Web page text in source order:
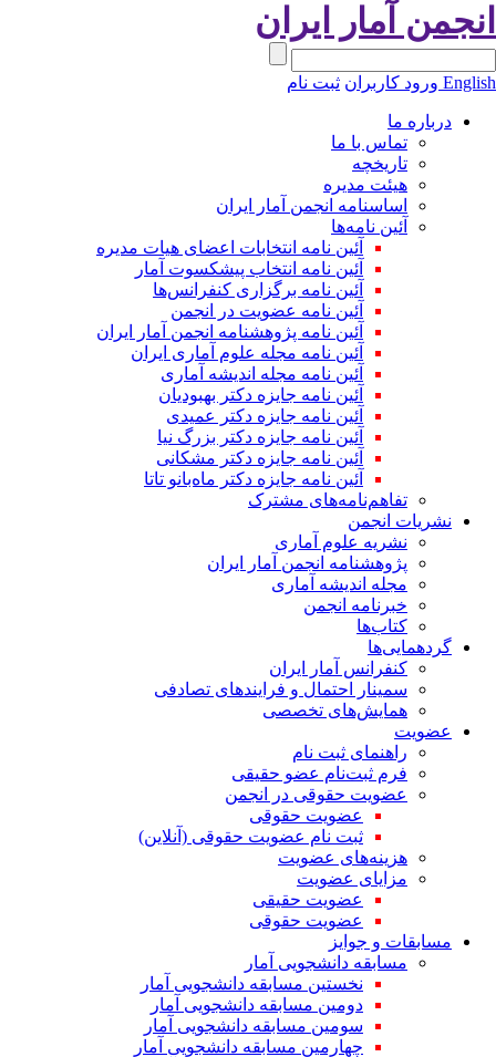
آمار ایران
ورود کاربران ثبت نام
درباره ما
تماس با ما
تاریخچه
هیئت مدیره
اساسنامه انجمن آمار ایران
آئین نامه‌ها
آئین نامه انتخابات اعضای هیات مدیره
آئین نامه انتخاب پیشکسوت آمار
آئین نامه برگزاری کنفرانس‌ها
آئین نامه عضویت در انجمن
آئین نامه پژوهشنامه انجمن آمار ایران
آئین نامه مجله علوم آماری ایران
آئین نامه مجله اندیشه آماری
آئین‌ نامه جایزه دکتر بهبودیان
آئین نامه جایزه دکتر عمیدی
آئین نامه جایزه دکتر بزرگ نیا
آئین نامه جایزه دکتر مشکانی
آئین نامه جایزه دکتر ماه‌بانو تاتا
تفاهم‌نامه‌های مشترک
نشریات انجمن
نشریه علوم آماری
پژوهشنامه انجمن آمار ایران
مجله اندیشه آماری
خبرنامه انجمن
کتاب‌ها
گردهمایی‌ها
کنفرانس آمار ایران
سمینار احتمال و فرایندهای تصادفی
همایش‌های تخصصی
عضویت
راهنمای ثبت نام
فرم ثبت‌نام عضو حقیقی
عضویت حقوقی در انجمن
عضویت حقوقی
ثبت نام عضویت حقوقی (آنلاین)
هزینه‌های عضویت
مزایای عضویت
عضویت حقیقی
عضویت حقوقی
مسابقات و جوایز
مسابقه دانشجویی آمار
نخستین مسابقه دانشجویی آمار
دومین مسابقه دانشجویی آمار
سومین مسابقه دانشجویی آمار
چهارمین مسابقه دانشجویی آمار